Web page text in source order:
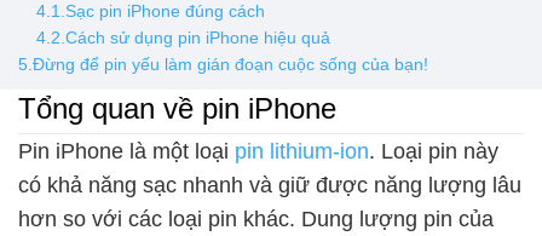
4.1.Sạc pin iPhone đúng cách
4.2.Cách sử dụng pin iPhone hiệu quả
5.Đừng để pin yếu làm gián đoạn cuộc sống của bạn!
Tổng quan về pin iPhone
Pin iPhone là một loại pin lithium-ion. Loại pin này
có khả năng sạc nhanh và giữ được năng lượng lâu
hơn so với các loại pin khác. Dung lượng pin của